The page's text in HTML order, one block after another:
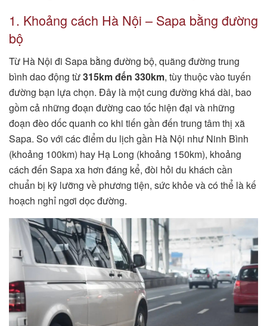
1. Khoảng cách Hà Nội – Sapa bằng đường
bộ
Từ Hà Nội đi Sapa bằng đường bộ, quãng đường trung
bình dao động từ315km đến 330km, tùy thuộc vào tuyến
đường bạn lựa chọn. Đây là một cung đường khá dài, bao
gồm cả những đoạn đường cao tốc hiện đại và những
đoạn đèo dốc quanh co khi tiến gần đến trung tâm thị xã
Sapa. So với các điểm du lịch gần Hà Nội như Ninh Bình
(khoảng 100km) hay Hạ Long (khoảng 150km), khoảng
cách đến Sapa xa hơn đáng kể, đòi hỏi du khách cần
chuẩn bị kỹ lưỡng về phương tiện, sức khỏe và có thể là kế
hoạch nghỉ ngơi dọc đường.